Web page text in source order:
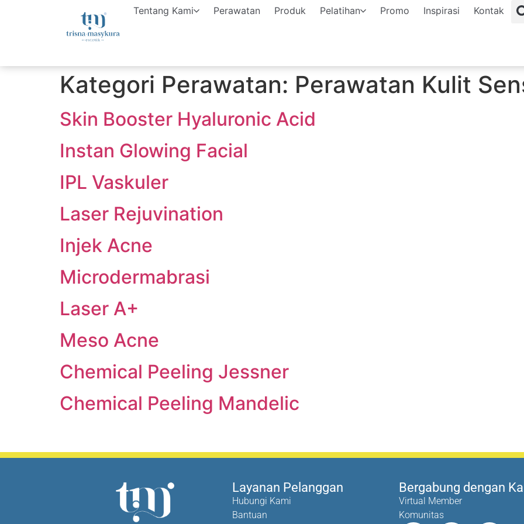
Tentang Kami Perawatan Produk Pelatihan Promo Inspirasi Kontak
Kategori Perawatan: Perawatan Kulit
Skin Booster Hyaluronic Acid
Instan Glowing Facial
IPL Vaskuler
Laser Rejuvination
Injek Acne
Microdermabrasi
Laser A+
Meso Acne
Chemical Peeling Jessner
Chemical Peeling Mandelic
Layanan Pelanggan
Hubungi Kami
Bantuan
Bergabung dengan
Virtual Member
Komunitas